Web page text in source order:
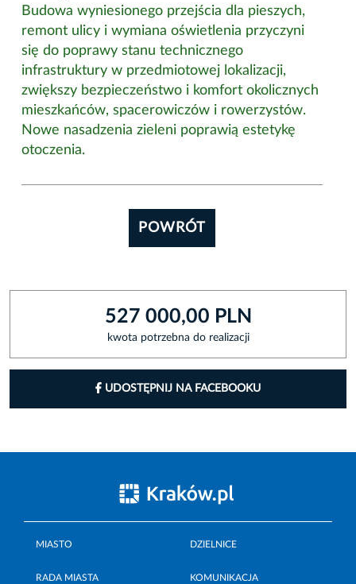
Budowa wyniesionego przejścia dla pieszych,
remont ulicy i wymiana oświetlenia przyczyni
się do poprawy stanu technicznego
infrastruktury w przedmiotowej lokalizacji,
zwiększy bezpieczeństwo i komfort okolicznych
mieszkańców, spacerowiczów i rowerzystów.
Nowe nasadzenia zieleni poprawią estetykę
otoczenia.
POWRÓT
527 000,00 PLN
kwota potrzebna do realizacji
UDOSTĘPNIJ NA FACEBOOKU
MIASTO DZIELNICE
RADA MIASTA KOMUNIKACJA